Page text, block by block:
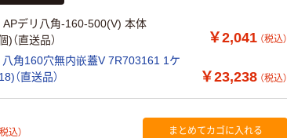
デリ八角-160-500(V) 本体
（直送品）
￥2,041 （税込）
角160穴無内嵌蓋V 7R703161 1ケ
（直送品）
￥23,238 （税込）
税込） まとめてカゴに入れる